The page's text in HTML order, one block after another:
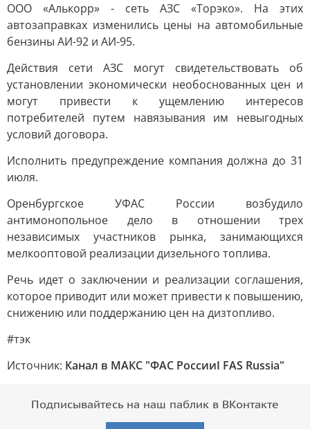
ООО «Алькорр» - сеть АЗС «Торэко». На этих
автозаправках изменились цены на автомобильные
бензины АИ-92 и АИ-95.
Действия сети АЗС могут свидетельствовать об
установлении экономически необоснованных цен и
могут привести к ущемлению интересов
потребителей путем навязывания им невыгодных
условий договора.
Исполнить предупреждение компания должна до 31
июля.
Оренбургское УФАС России возбудило
антимонопольное дело в отношении трех
независимых участников рынка, занимающихся
мелкооптовой реализации дизельного топлива.
Речь идет о заключении и реализации соглашения,
которое приводит или может привести к повышению,
снижению или поддержанию цен на дизтопливо.
#тэк
Источник: Канал в МАКС "ФАС РоссииI FAS Russia"
Подписывайтесь на наш паблик в ВКонтакте